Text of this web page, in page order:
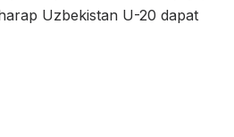
Uzbekistan U-20 dapat